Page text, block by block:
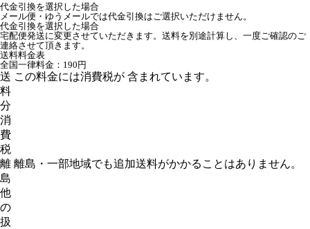
代金引換を選択した場合
メール便・ゆうメールでは代金引換はご選択いただけません。
代金引換を選択した場合
宅配便発送に変更させていただきます。送料を別途計算し、一度ご確認のご
連絡させて頂きます。
送料料金表
全国一律料金：190円
送
料
分
消
費
税
この料金には消費税が 含まれています。
離
島
他
の
扱
離島・一部地域でも追加送料がかかることはありません。